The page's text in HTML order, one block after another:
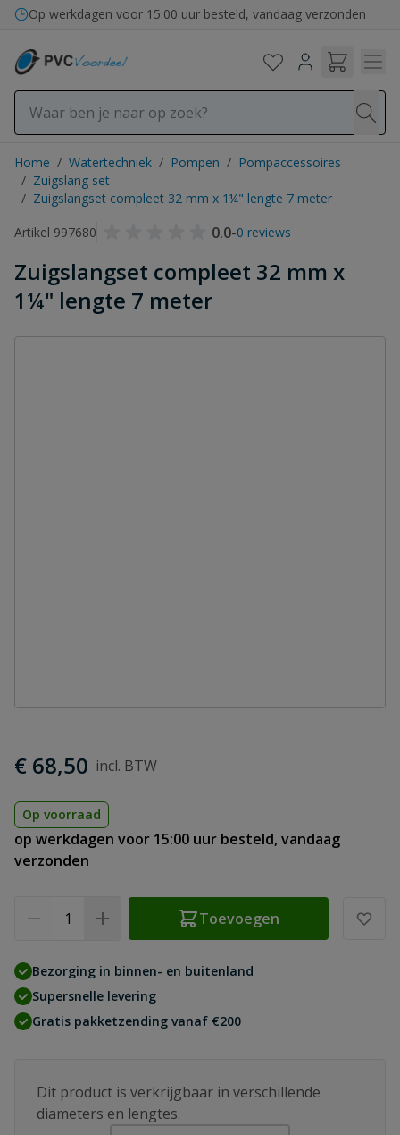
Ga naar de inhoud
Op werkdagen voor 15:00 uur besteld, vandaag verzonden
Home / Watertechniek / Pompen / Pompaccessoires
/ Zuigslang set
/ Zuigslangset compleet 32 mm x 1¼" lengte 7 meter
Artikel 997680
0.0-0 reviews
Zuigslangset compleet 32 mm x
1¼" lengte 7 meter
€ 68,50
Op voorraad
op werkdagen voor 15:00 uur besteld, vandaag
verzonden
Toevoegen
Bezorging in binnen- en buitenland
Supersnelle levering
Gratis pakketzending vanaf €200
Dit product is verkrijgbaar in verschillende
diameters en lengtes.